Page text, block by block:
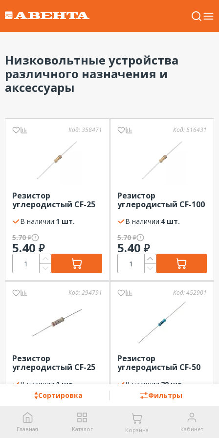
Низковольтные устройства
различного назначения и
аксессуары
Сортировка Фильтры
Код:358471
Резистор
углеродистый CF-25
5% Тайвань
В наличии:
1 шт.
5.70₽
5.40 ₽
Код:516431
Резистор
углеродистый CF-100
Тайвань
В наличии:
4 шт.
5.70₽
5.40 ₽
Код:294791
Резистор
углеродистый CF-25
5% Тайвань
В наличии:
1 шт.
9.50
Код:452901
Резистор
углеродистый CF-50
5% Тайвань
В наличии:
20 шт.
₽
10.80
Главная Каталог Корзина Кабинет